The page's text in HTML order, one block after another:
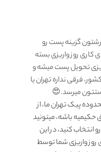
گزینه پست رو
کاری روز واریزی بسته
تحویل پست میشه و
فرقی نداره تهران یا
میرسد.😍
پیک تهران ما، از
حکیمیه باشه، میتونید
کنید، در این
واريزى شما توسط